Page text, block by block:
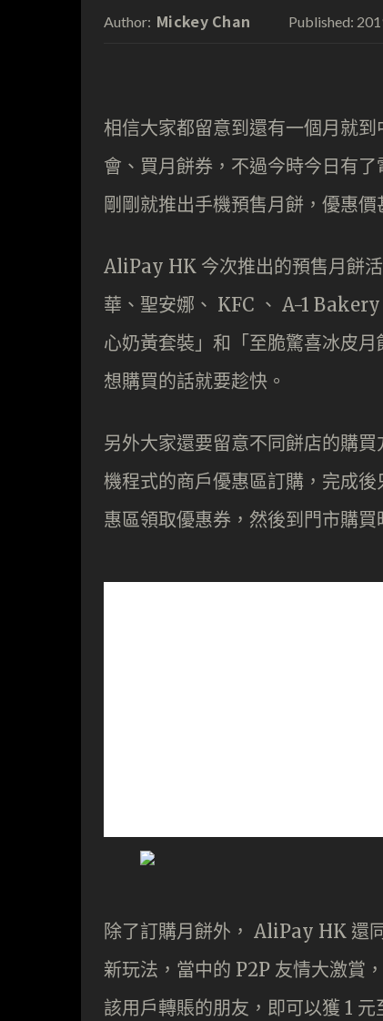
Author: Mickey Chan Published:
相信大家都留意到還有一個月就
會、買月餅券，不過今時今日有
剛剛就推出手機預售月餅，優惠價
AliPay HK 今次推出的預售月餅
華、聖安娜、 KFC 、 A-1
心奶黃套裝」和「至脆驚喜冰皮
想購買的話就要趁快。
另外大家還要留意不同餅店的購
機程式的商戶優惠區訂購，完成
惠區領取優惠券，然後到門市購
除了訂購月餅外， AliPay HK 還
新玩法，當中的 P2P 友情大激賞
該用戶轉賬的朋友，即可以獲 1